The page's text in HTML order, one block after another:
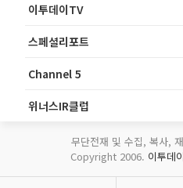
이투데이TV
스페셜리포트
Channel 5
위너스IR클럽
무단전재 및 수집, 복사,
Copyright 2006. 이투데이